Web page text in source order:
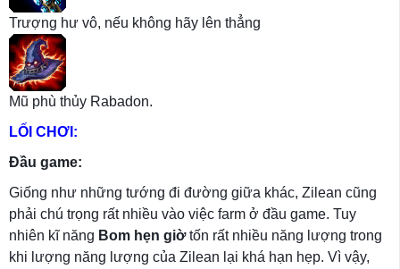
Trượng hư vô, nếu không hãy lên thẳng
Mũ phù thủy Rabadon.
LỐI CHƠI:
Đầu game:
Giống như những tướng đi đường giữa khác, Zilean cũng
phải chú trọng rất nhiều vào việc farm ở đầu game. Tuy
nhiên kĩ năng Bom hẹn giờtốn rất nhiều năng lượng trong
khi lượng năng lượng của Zilean lại khá hạn hẹp. Vì vậy,